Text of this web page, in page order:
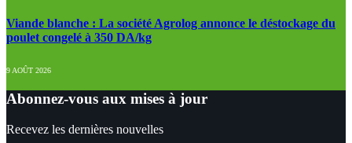
Viande blanche : La société Agrolog annonce le déstockage du
poulet congelé à 350 DA/kg
9 AOÛT 2026
Abonnez-vous aux mises à jour
Recevez les dernières nouvelles